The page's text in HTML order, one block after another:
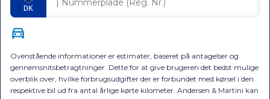
Ovenstående informationer er estimater, baseret på antagelser og
gennemsnitsbetragtninger. Dette for at give brugeren det bedst mulige
overblik over, hvilke forbrugsudgifter der er forbundet med kørsel i den
respektive bil ud fra antal årlige kørte kilometer. Andersen & Martini kan